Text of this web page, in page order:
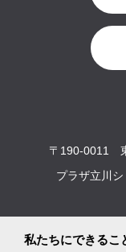
〒190-0011
プラザ立川
私たちにできるこ